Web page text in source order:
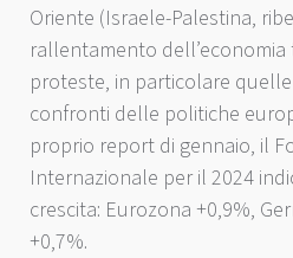
Oriente (Israele-Palestina,
rallentamento
proteste, in particolare
confronti delle politiche
proprio report di gennaio, il
Internazionale per il 2024
crescita: Eurozona +0,9%,
+0,7%.